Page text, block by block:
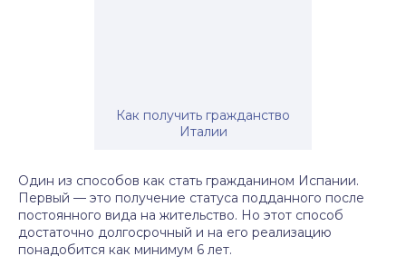
Как получить гражданство
Италии
Один из способов как стать гражданином Испании.
Первый — это получение статуса подданного после
постоянного вида на жительство. Но этот способ
достаточно долгосрочный и на его реализацию
понадобится как минимум 6 лет.